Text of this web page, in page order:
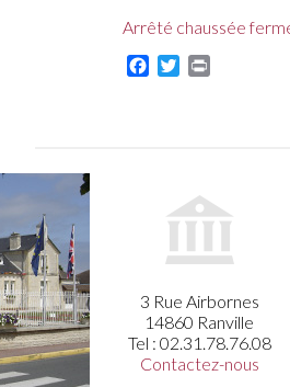
Arrêté chaussée
Facebook
Twitter
3 Rue Airbornes
14860 Ranville
Tel : 02.31.78.76.08
Contactez-nous